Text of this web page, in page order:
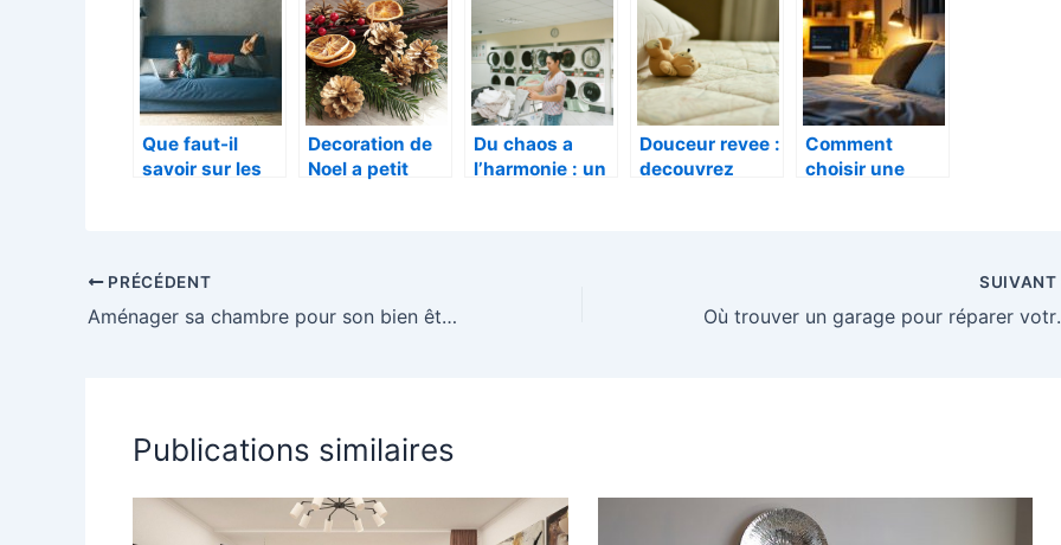
debillardee ?
canape
convertible
d’aspirateur
vapeur
du moment ?
Que faut-il
savoir sur les
Decoration de
Noel a petit
Du chaos a
l’harmonie : un
Douceur revee :
decouvrez
Comment
choisir une
PRÉCÉDENT
Aménager sa chambre pour son bien être.
SUIVANT
Où
Publications similaires